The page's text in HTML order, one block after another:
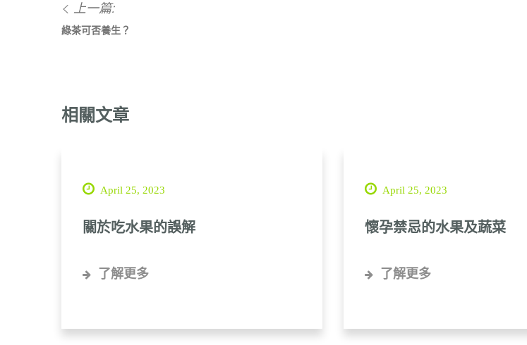
上一篇:
綠茶可否養生？
相關文章
April 25, 2023
關於吃水果的誤解
了解更多
April 25, 2023
懷孕禁忌的水果及蔬菜
了解更多